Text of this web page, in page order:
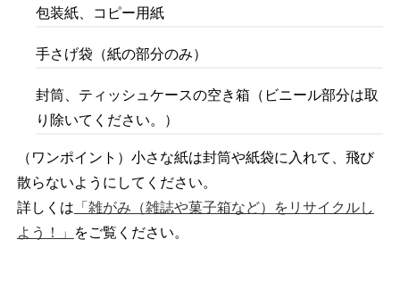
包装紙、コピー用紙
手さげ袋（紙の部分のみ）
封筒、ティッシュケースの空き箱（ビニール部分は取
り除いてください。）
（ワンポイント）小さな紙は封筒や紙袋に入れて、飛び
散らないようにしてください。
詳しくは 「雑がみ（雑誌や菓子箱など）をリサイクルし
よう！」
をご覧ください。